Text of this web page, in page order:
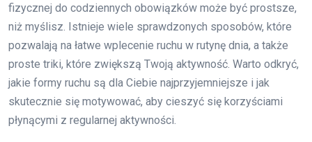
fizycznej do codziennych obowiązków może być prostsze,
niż myślisz. Istnieje wiele sprawdzonych sposobów, które
pozwalają na łatwe wplecenie ruchu w rutynę dnia, a także
proste triki, które zwiększą Twoją aktywność. Warto odkryć,
jakie formy ruchu są dla Ciebie najprzyjemniejsze i jak
skutecznie się motywować, aby cieszyć się korzyściami
płynącymi z regularnej aktywności.